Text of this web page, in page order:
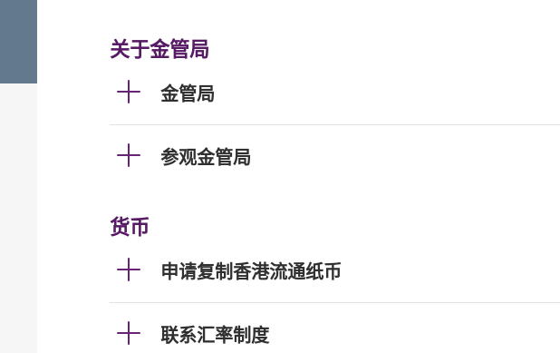
关于金管局
金管局
参观金管局
货币
申请复制香港流通纸币
联系汇率制度